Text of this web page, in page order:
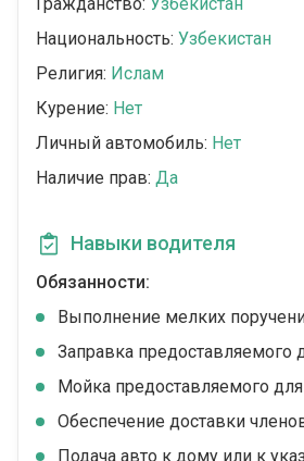
Национальность: Узбекистан
Религия: Ислам
Курение: Нет
Личный автомобиль: Нет
Наличие прав: Да
Навыки водителя
Обязанности:
Выполнение мелких
Заправка предоставляемого
Мойка предоставляемого
Обеспечение доставки
Подача авто к дому или к